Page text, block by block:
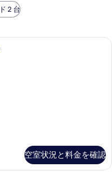
2 台
和室10畳 共用バスルーム (禁煙) | セ
空室状況と料金を確認